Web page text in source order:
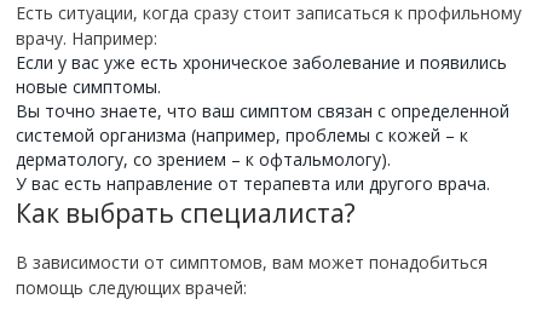
Есть ситуации, когда сразу стоит записаться к профильному
врачу. Например:
Если у вас уже есть хроническое заболевание и появились
новые симптомы.
Вы точно знаете, что ваш симптом связан с определенной
системой организма (например, проблемы с кожей – к
дерматологу, со зрением – к офтальмологу).
У вас есть направление от терапевта или другого врача.
Как выбрать специалиста?
В зависимости от симптомов, вам может понадобиться
помощь следующих врачей: